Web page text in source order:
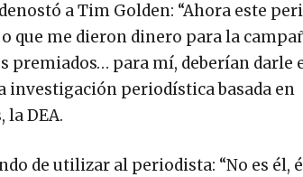
a Tim Golden: “Ahora este
que me dieron dinero para la
premiados… para mí, deberían darle
investigación periodística basada en
la DEA.
de utilizar al periodista: “No es él,